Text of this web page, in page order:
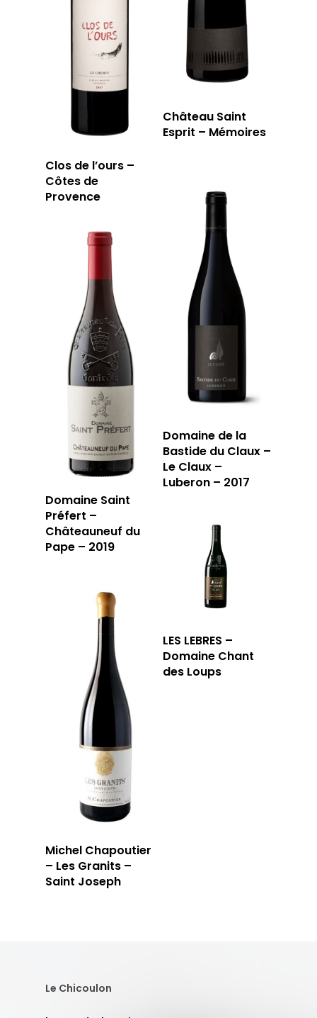
Château Saint
Esprit – Mémoires
Clos de l’ours –
Côtes de
Provence
Domaine de la
Bastide du Claux –
Le Claux –
Luberon – 2017
Domaine Saint
Préfert –
Châteauneuf du
Pape – 2019
LES LEBRES –
Domaine Chant
des Loups
Michel Chapoutier
– Les Granits –
Saint Joseph
Le Chicoulon
LA TOURNÉE DU
LA CARTE DU
JOUR
T: 04 91 33 46 59